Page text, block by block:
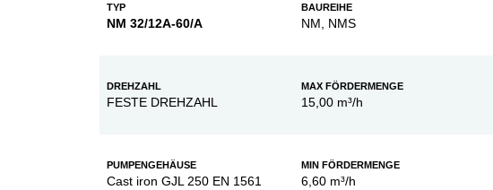
TYP
NM 32/12A-60/A
BAUREIHE
NM, NMS
DREHZAHL
FESTE DREHZAHL
MAX FÖRDERMENGE
15,00 m³/h
PUMPENGEHÄUSE
Cast iron GJL 250 EN 1561
MIN FÖRDERMENGE
6,60 m³/h